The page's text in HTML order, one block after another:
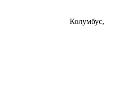
Колумбус,